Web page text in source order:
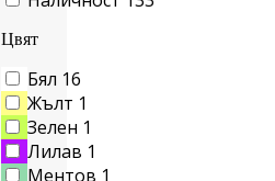
Цвят
Бял 16
Жълт 1
Зелен 1
Лилав 1
Ментов 1